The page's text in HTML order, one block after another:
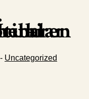
Sporun Önemi
Uncategorized